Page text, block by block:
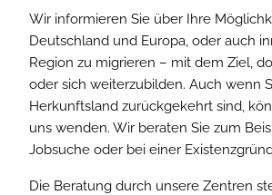
Wir informieren Sie über Ihre
Deutschland und Europa, oder auch
Region zu migrieren – mit dem Ziel,
oder sich weiterzubilden. Auch wenn
Herkunftsland zurückgekehrt sind,
uns wenden. Wir beraten Sie zum
Jobsuche oder bei einer
Die Beratung durch unsere Zentren